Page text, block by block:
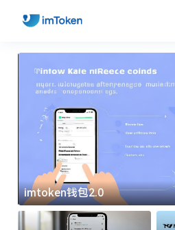
imtoken钱包2.0